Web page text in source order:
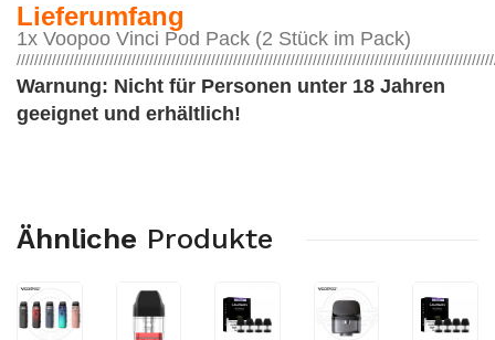
Lieferumfang
1x Voopoo Vinci Pod Pack (2 Stück im Pack)
Warnung: Nicht für Personen unter 18 Jahren
geeignet und erhältlich!
Ähnliche Produkte